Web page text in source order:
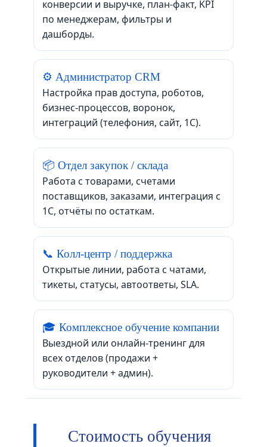
конверсии и выручке, план-факт, KPI
по менеджерам, фильтры и
дашборды.
⚙️ Администратор CRM
Настройка прав доступа, роботов,
бизнес-процессов, воронок,
интеграций (телефония, сайт, 1С).
📦 Отдел закупок / склада
Работа с товарами, счетами
поставщиков, заказами, интеграция с
1С, отчёты по остаткам.
📞 Колл-центр / поддержка
Открытые линии, работа с чатами,
тикеты, статусы, автоответы, SLA.
🎓 Комплексное обучение компании
Выездной или онлайн-тренинг для
всех отделов (продажи +
руководители + админ).
Стоимость обучения